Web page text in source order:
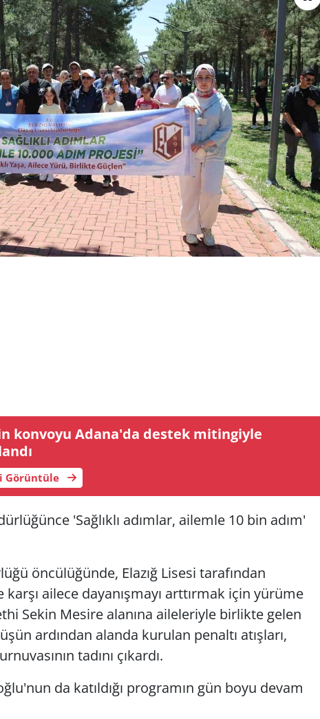
konvoyu Adana'da destek mitingiyle
Görüntüle
'Sağlıklı adımlar, ailemle 10 bin adım'
öncülüğünde, Elazığ Lisesi tarafından
ailece dayanışmayı arttırmak için yürüme
Sekin Mesire alanına aileleriyle birlikte gelen
ardından alanda kurulan penaltı atışları,
tadını çıkardı.
da katıldığı programın gün boyu devam